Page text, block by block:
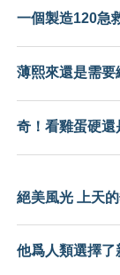
一個製造120急
薄熙來還是需要
奇！看雞蛋硬還
絕美風光 上天
他爲人類選擇